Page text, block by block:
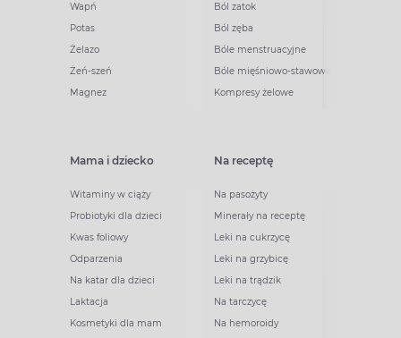
Wapń
Potas
Żelazo
Żeń-szeń
Magnez
Ból zatok
Ból zęba
Bóle menstruacyjne
Bóle mięśniowo-stawowe
Kompresy żelowe
Mama i dziecko
Witaminy w ciąży
Probiotyki dla dzieci
Kwas foliowy
Odparzenia
Na katar dla dzieci
Laktacja
Kosmetyki dla mam
Na receptę
Na pasożyty
Minerały na receptę
Leki na cukrzycę
Leki na grzybicę
Leki na trądzik
Na tarczycę
Na hemoroidy